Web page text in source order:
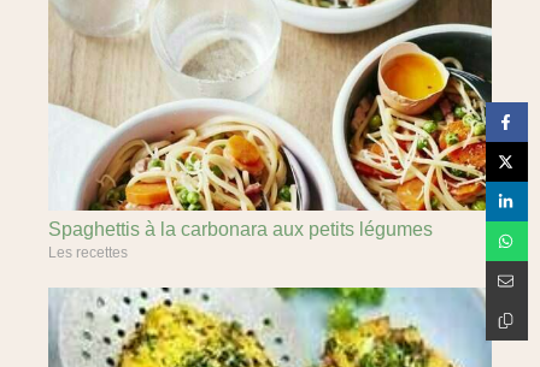
Spaghettis à la carbonara aux petits légumes
Les recettes